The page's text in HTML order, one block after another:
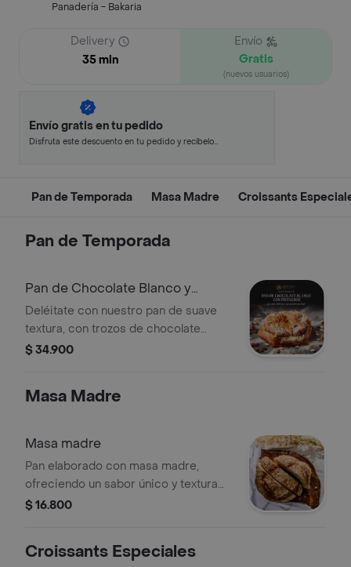
Panadería - Bakaria
Delivery
35 min
Envío
Gratis
(nuevos usuarios)
Envío gratis en tu pedido
Disfruta este descuento en tu pedido y recíbelo
Pan de Temporada Masa Madre Croissants
Pan de Temporada
Pan de Chocolate Blanco y
Pistacho
Deléitate con nuestro pan de suave
textura, con trozos de chocolate
blanco que se derriten en cada
irresistible.
$ 34.900
Masa Madre
Masa madre
Pan elaborado con masa madre,
ofreciendo un sabor único y textura
crujiente. Ideal para acompañar tus
$ 16.800
Croissants Especiales